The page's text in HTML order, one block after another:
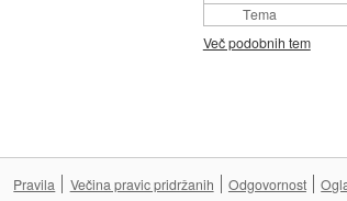
Tema
Več podobnih tem
Pravila Večina pravic pridržanih Odgovornost